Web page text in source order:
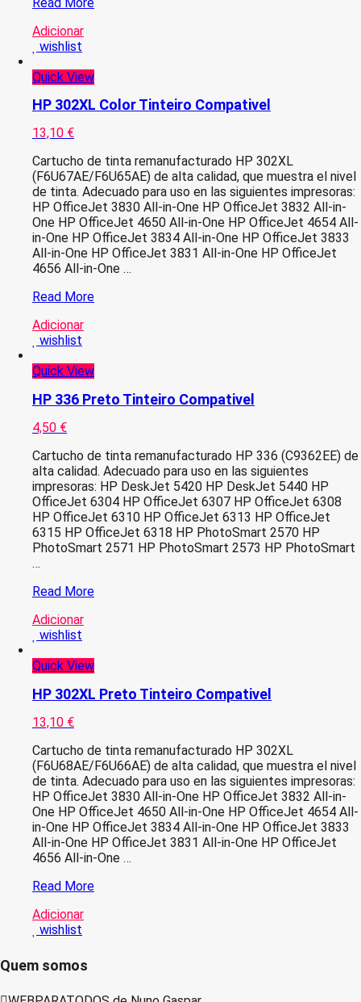
Preto
Tinteiro
Adicionar
wishlist
Quick View
HP 302XL Color Tinteiro Compativel
13,10 €
Cartucho de tinta remanufacturado HP 302XL
(F6U67AE/F6U65AE) de alta calidad, que muestra el nivel
de tinta. Adecuado para uso en las siguientes impresoras:
HP OfficeJet 3830 All-in-One HP OfficeJet 3832 All-in-
One HP OfficeJet 4650 All-in-One HP OfficeJet 4654 All-
in-One HP OfficeJet 3834 All-in-One HP OfficeJet 3833
All-in-One HP OfficeJet 3831 All-in-One HP OfficeJet
4656 All-in-One …
HP
Color
Tinteiro
Read More
Adicionar
wishlist
Quick View
HP 336 Preto Tinteiro Compativel
4,50 €
Cartucho de tinta remanufacturado HP 336 (C9362EE) de
alta calidad. Adecuado para uso en las siguientes
impresoras: HP DeskJet 5420 HP DeskJet 5440 HP
OfficeJet 6304 HP OfficeJet 6307 HP OfficeJet 6308
HP OfficeJet 6310 HP OfficeJet 6313 HP OfficeJet
6315 HP OfficeJet 6318 HP PhotoSmart 2570 HP
PhotoSmart 2571 HP PhotoSmart 2573 HP PhotoSmart
…
HP
Preto
Tinteiro
Read More
Adicionar
wishlist
Quick View
HP 302XL Preto Tinteiro Compativel
13,10 €
Cartucho de tinta remanufacturado HP 302XL
(F6U68AE/F6U66AE) de alta calidad, que muestra el nivel
de tinta. Adecuado para uso en las siguientes impresoras:
HP OfficeJet 3830 All-in-One HP OfficeJet 3832 All-in-
One HP OfficeJet 4650 All-in-One HP OfficeJet 4654 All-
in-One HP OfficeJet 3834 All-in-One HP OfficeJet 3833
All-in-One HP OfficeJet 3831 All-in-One HP OfficeJet
4656 All-in-One …
HP
Preto
Tinteiro
Read More
Adicionar
wishlist
Quem somos